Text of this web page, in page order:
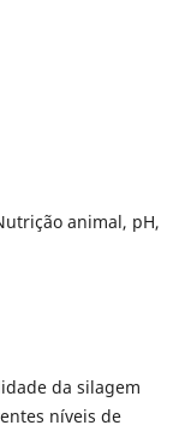
animal, pH,
da silagem
níveis de